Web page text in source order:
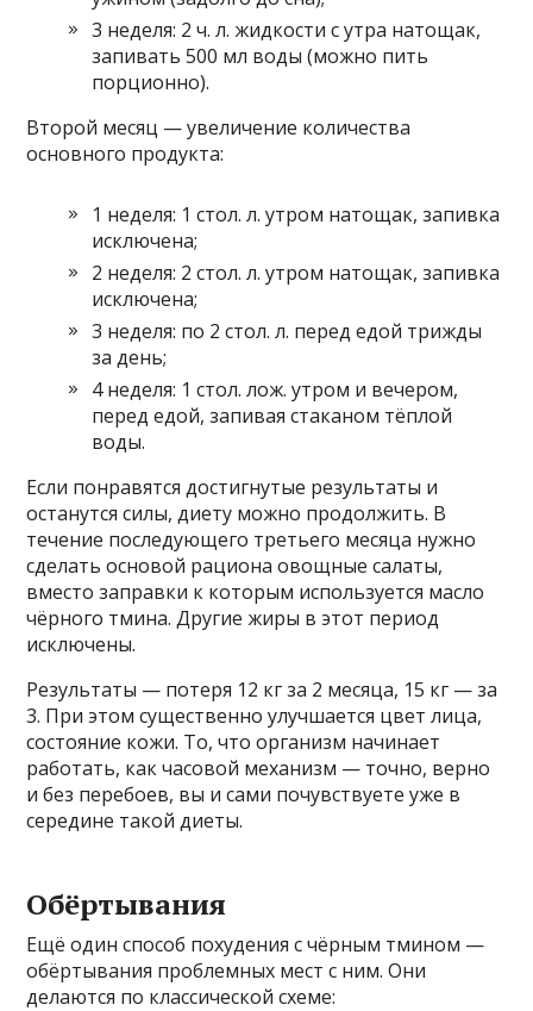
3 неделя: 2 ч. л. жидкости с утра натощак,
запивать 500 мл воды (можно пить
порционно).
Второй месяц — увеличение количества
основного продукта:
1 неделя: 1 стол. л. утром натощак, запивка
исключена;
2 неделя: 2 стол. л. утром натощак, запивка
исключена;
3 неделя: по 2 стол. л. перед едой трижды
за день;
4 неделя: 1 стол. лож. утром и вечером,
перед едой, запивая стаканом тёплой
воды.
Если понравятся достигнутые результаты и
останутся силы, диету можно продолжить. В
течение последующего третьего месяца нужно
сделать основой рациона овощные салаты,
вместо заправки к которым используется масло
чёрного тмина. Другие жиры в этот период
исключены.
Результаты — потеря 12 кг за 2 месяца, 15 кг — за
3. При этом существенно улучшается цвет лица,
состояние кожи. То, что организм начинает
работать, как часовой механизм — точно, верно
и без перебоев, вы и сами почувствуете уже в
середине такой диеты.
Обёртывания
Ещё один способ похудения с чёрным тмином —
обёртывания проблемных мест с ним. Они
делаются по классической схеме: